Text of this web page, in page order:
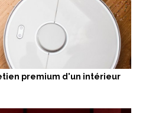
premium d'un intérieur